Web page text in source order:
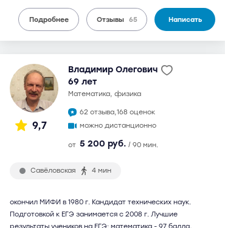
Подробнее Отзывы 65 Написать
9,7
Владимир Олегович
69 лет
математика, физика
62 отзыва,168 оценок
можно дистанционно
от 5 200 руб. / 90 мин.
Савёловская 4 мин
окончил МИФИ в 1980 г. Кандидат технических наук.
Подготовкой к ЕГЭ занимается с 2008 г. Лучшие